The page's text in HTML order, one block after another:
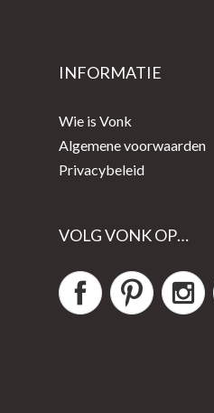
INFORMATIE
Wie is Vonk
Algemene voorwaarden
Privacybeleid
VOLG VONK OP…